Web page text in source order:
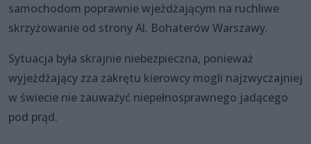
samochodom poprawnie wjeżdżającym na ruchliwe
skrzyżowanie od strony Al. Bohaterów Warszawy.
Sytuacja była skrajnie niebezpieczna, ponieważ
wyjeżdżający zza zakrętu kierowcy mogli najzwyczajniej
w świecie nie zauważyć niepełnosprawnego jadącego
pod prąd.